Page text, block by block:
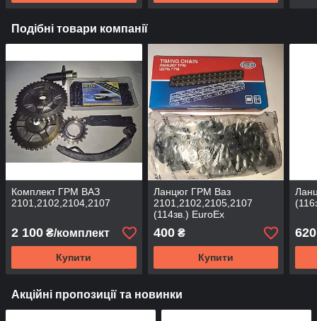
Подібні товари компанії
Комплект ГРМ ВАЗ
2101,2102,2104,2107
2 100 ₴/комплект
Купити
Ланцюг ГРМ Ваз
2101,2102,2105,2107
(114зв.) EuroEx
400₴
Купити
620
Акційні пропозиції та новинки